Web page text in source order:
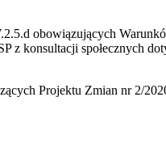
obowiązujących
konsultacji społecznych
Projektu Zmian nr 2/